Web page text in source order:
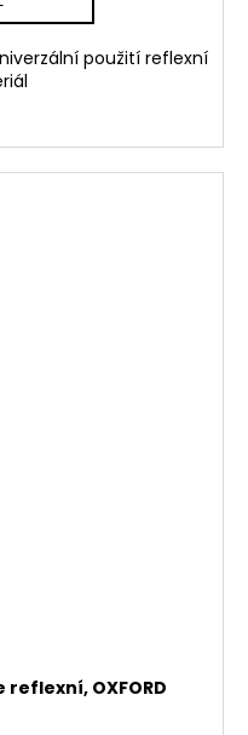
použití reflexní
OXFORD